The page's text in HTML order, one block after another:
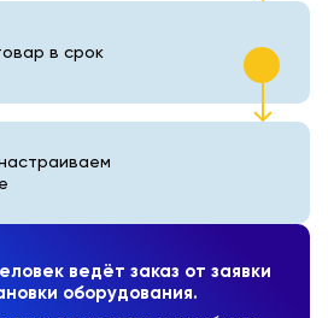
ведёт заказ от заявки
оборудования.
в срок